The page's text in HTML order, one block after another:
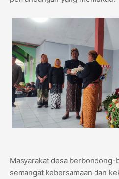
Masyarakat desa berbondong-
semangat kebersamaan dan